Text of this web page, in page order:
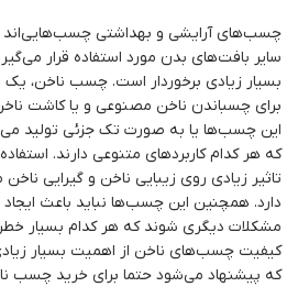
چسب‌های آرایشی و بهداشتی چسب‌هایی‌اند
سایر بافت‌های بدن مورد استفاده قرار
بسیار زیادی برخوردار است. چسب ناخن،
برای چسباندن ناخن مصنوعی و یا کاشت
این چسب‌ها یا به صورت تک جزئی تولید
که هر کدام کاربردهای متنوعی دارند.
تاثیر زیادی روی زیبایی ناخن و گیرایی
دارد. همچنین این چسب‌ها نباید باعث
مشکلات دیگری شوند که هر کدام بسیار
کیفیت چسب‌های ناخن از اهمیت بسیار
که پیشنهاد می‌شود حتما برای خرید چسب